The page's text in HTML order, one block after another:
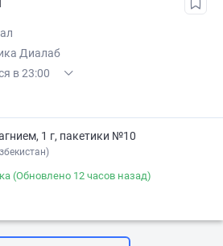
Диалаб
в 23:00
1 г, пакетики №10
(Обновлено 12 часов назад)